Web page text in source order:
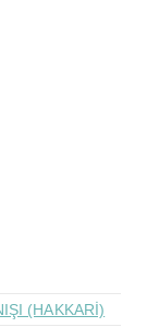
(HAKKARİ)